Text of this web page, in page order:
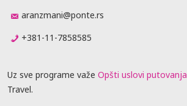
aranzmani@ponte.rs
+381-11-7858585
Uz sve programe važe Opšti uslovi putovanja
Travel.